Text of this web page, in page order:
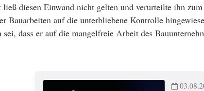
ließ diesen Einwand nicht gelten und verurteilte ihn
Bauarbeiten auf die unterbliebene Kontrolle
sei, dass er auf die mangelfreie Arbeit des